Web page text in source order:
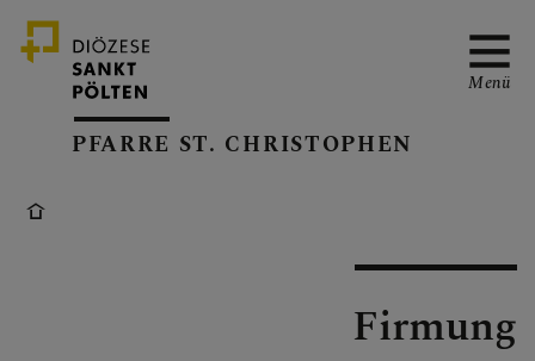
PFARRE ST. CHRISTOPHEN
Menü
Firmung